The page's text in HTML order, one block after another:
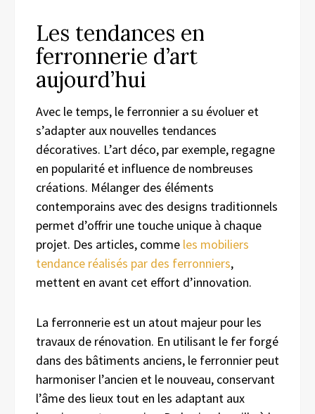
Les tendances en
ferronnerie d’art
aujourd’hui
Avec le temps, le ferronnier a su évoluer et
s’adapter aux nouvelles tendances
décoratives. L’art déco, par exemple, regagne
en popularité et influence de nombreuses
créations. Mélanger des éléments
contemporains avec des designs traditionnels
permet d’offrir une touche unique à chaque
projet. Des articles, comme les mobiliers
tendance réalisés par des ferronniers,
mettent en avant cet effort d’innovation.
La ferronnerie est un atout majeur pour les
travaux de rénovation. En utilisant le fer forgé
dans des bâtiments anciens, le ferronnier peut
harmoniser l’ancien et le nouveau, conservant
l’âme des lieux tout en les adaptant aux